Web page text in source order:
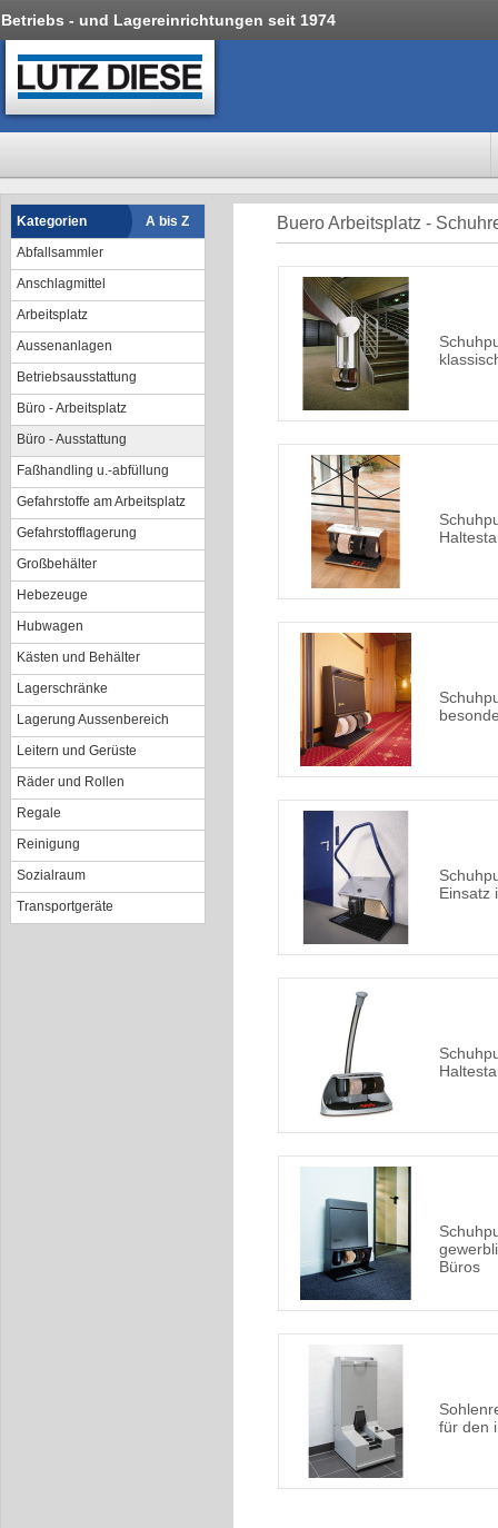
Betriebs - und Lagereinrichtungen seit 1974
Kategorien
A bis Z
Abfallsammler
Anschlagmittel
Arbeitsplatz
Aussenanlagen
Betriebsausstattung
Büro - Arbeitsplatz
Büro - Ausstattung
Faßhandling u.-abfüllung
Gefahrstoffe am Arbeitsplatz
Gefahrstofflagerung
Großbehälter
Hebezeuge
Hubwagen
Kästen und Behälter
Lagerschränke
Lagerung Aussenbereich
Leitern und Gerüste
Räder und Rollen
Regale
Reinigung
Sozialraum
Transportgeräte
Buero Arbeitsplatz -
Einsatz
Büros
für den